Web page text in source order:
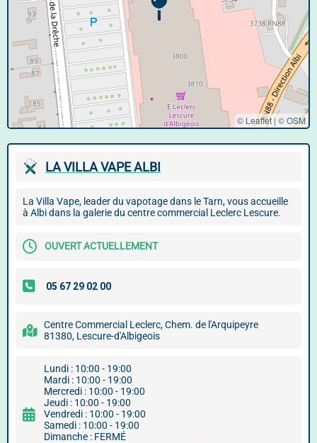
© Leaflet | ©OSM
LA VILLA VAPE ALBI
La Villa Vape, leader du vapotage dans le Tarn, vous accueille
à Albi dans la galerie du centre commercial Leclerc Lescure.
OUVERT ACTUELLEMENT
Centre Commercial Leclerc, Chem. de l'Arquipeyre
81380, Lescure-d'Albigeois
Lundi : 10:00 - 19:00
Mardi : 10:00 - 19:00
Mercredi : 10:00 - 19:00
Jeudi : 10:00 - 19:00
Vendredi : 10:00 - 19:00
Samedi : 10:00 - 19:00
Dimanche : FERMÉ